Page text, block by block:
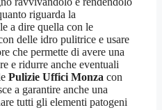
riguarda la
a dire quella con le
delle idro pulitrice e usare
che permette di avere una
e ridurre anche eventuali
Pulizie Uffici Monza con
a garantire anche una
tutti gli elementi patogeni